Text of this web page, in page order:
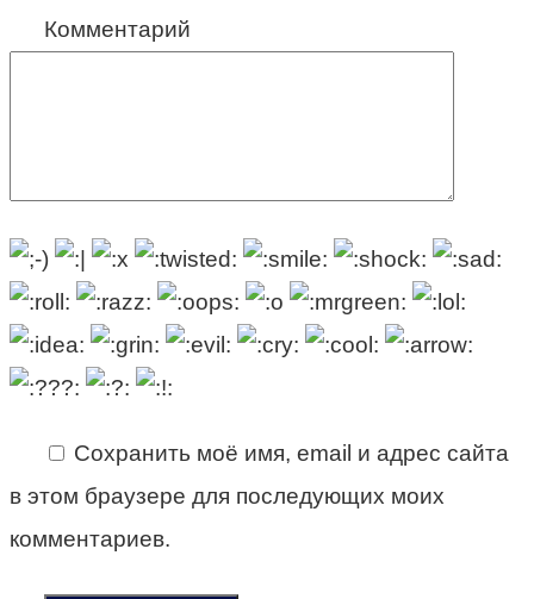
Комментарий
Сохранить моё имя, email и адрес сайта
в этом браузере для последующих моих
комментариев.